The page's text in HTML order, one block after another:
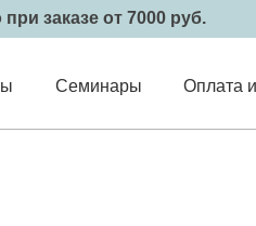
Семинары Оплата
заказе от 7000 руб.